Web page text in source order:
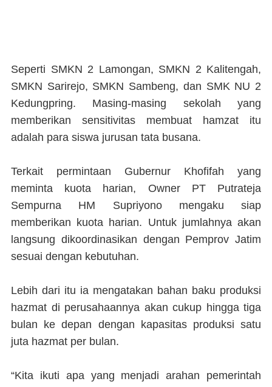
Seperti SMKN 2 Lamongan, SMKN 2 Kalitengah,
SMKN Sarirejo, SMKN Sambeng, dan SMK NU 2
Kedungpring. Masing-masing sekolah yang
memberikan sensitivitas membuat hamzat itu
adalah para siswa jurusan tata busana.
Terkait permintaan Gubernur Khofifah yang
meminta kuota harian, Owner PT Putrateja
Sempurna HM Supriyono mengaku siap
memberikan kuota harian. Untuk jumlahnya akan
langsung dikoordinasikan dengan Pemprov Jatim
sesuai dengan kebutuhan.
Lebih dari itu ia mengatakan bahan baku produksi
hazmat di perusahaannya akan cukup hingga tiga
bulan ke depan dengan kapasitas produksi satu
juta hazmat per bulan.
“Kita ikuti apa yang menjadi arahan pemerintah